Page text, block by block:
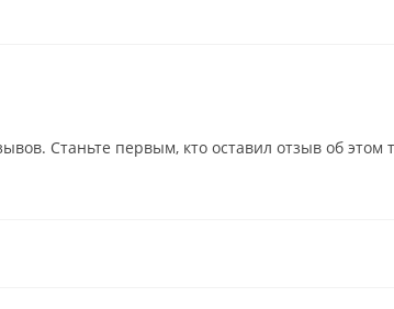
Станьте первым, кто оставил отзыв об этом